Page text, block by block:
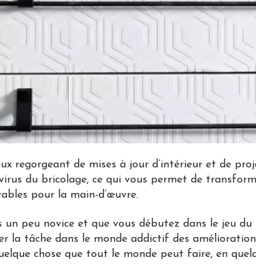
regorgeant de mises à jour d’intérieur et de
du bricolage, ce qui vous permet de
pour la main-d’œuvre.
un peu novice et que vous débutez dans le jeu
la tâche dans le monde addictif des
chose que tout le monde peut faire, en